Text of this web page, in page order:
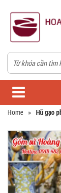
Home » Hũ gạo